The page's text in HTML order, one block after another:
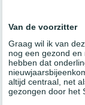
Van de voorzitter
Graag wil ik van
nog een gezond en
hebben dat
altijd centraal, net
gezongen door het